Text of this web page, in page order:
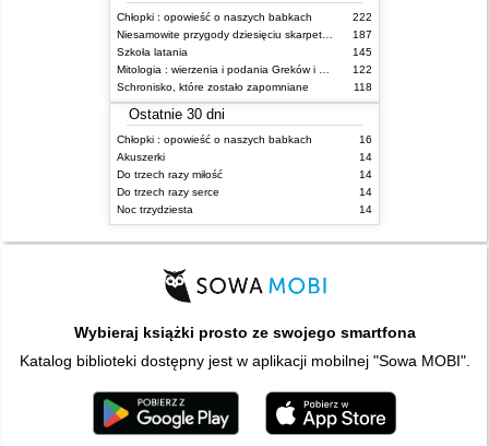
Chłopki : opowieść o naszych babkach
222
187
Szkoła latania
145
122
Schronisko, które zostało zapomniane
118
Ostatnie 30 dni
Chłopki : opowieść o naszych babkach
16
Akuszerki
14
Do trzech razy miłość
14
Do trzech razy serce
14
Noc trzydziesta
14
Wybieraj książki prosto ze swojego smartfona
Katalog biblioteki dostępny jest w aplikacji mobilnej "Sowa MOBI".